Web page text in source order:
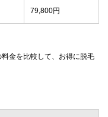
79,800円
金を比較して、お得に脱毛